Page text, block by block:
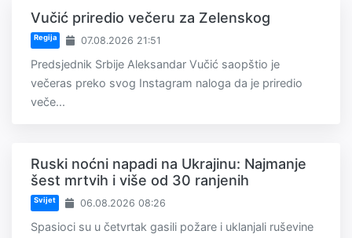
Vučić priredio večeru za Zelenskog
Regija 07.08.2026 21:51
Predsjednik Srbije Aleksandar Vučić saopštio je
večeras preko svog Instagram naloga da je priredio
veče...
Ruski noćni napadi na Ukrajinu: Najmanje
šest mrtvih i više od 30 ranjenih
Svijet 06.08.2026 08:26
Spasioci su u četvrtak gasili požare i uklanjali ruševine